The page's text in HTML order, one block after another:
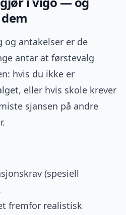
og antakelser er de
antar at førstevalg
hvis du ikke er
eller hvis skole krever
sjansen på andre
(spesiell
fremfor realistisk